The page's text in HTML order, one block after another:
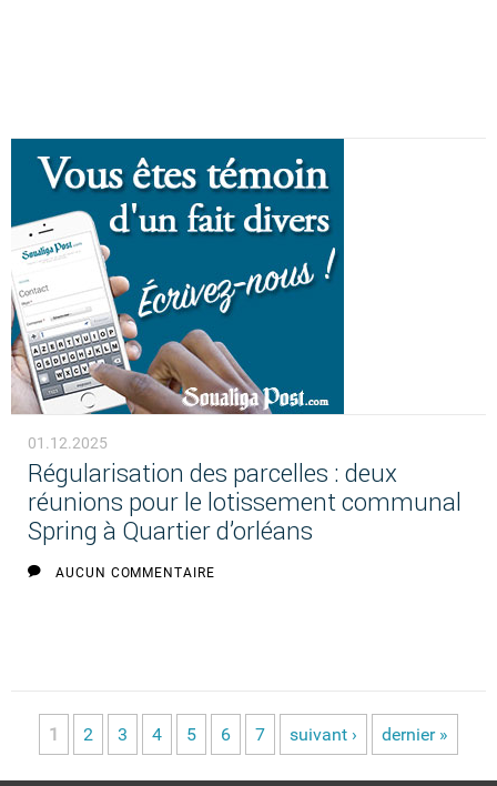
01.12.2025
Régularisation des parcelles : deux
réunions pour le lotissement communal
Spring à Quartier d’orléans
AUCUN COMMENTAIRE
Pages
1 2 3 4 5 6 7 suivant › dernier »